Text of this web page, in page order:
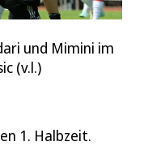
und Mimini im
(v.l.)
1. Halbzeit.